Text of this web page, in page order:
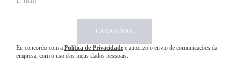
CADASTRAR
Eu concordo com a Política de Privacidade e autorizo o envio de comunicações da
empresa, com o uso dos meus dados pessoais.